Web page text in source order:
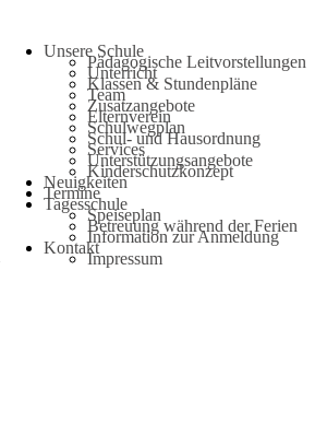
Unsere Schule
Pädagogische Leitvorstellungen
Unterricht
Klassen & Stundenpläne
Team
Zusatzangebote
Elternverein
Schulwegplan
Schul- und Hausordnung
Services
Unterstützungsangebote
Kinderschutzkonzept
Neuigkeiten
Termine
Tagesschule
Speiseplan
Betreuung während der Ferien
Information zur Anmeldung
Kontakt
Impressum